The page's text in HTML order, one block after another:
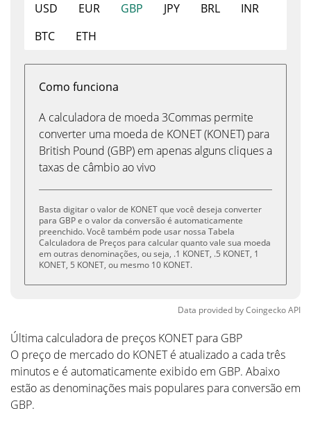
USD EUR GBP JPY BRL
INR
BTC
ETH
Como funciona
A calculadora de moeda 3Commas permite
converter uma moeda de KONET (KONET) para
British Pound (GBP) em apenas alguns cliques a
taxas de câmbio ao vivo
Basta digitar o valor de KONET que você deseja converter
para GBP e o valor da conversão é automaticamente
preenchido. Você também pode usar nossa Tabela
Calculadora de Preços para calcular quanto vale sua moeda
em outras denominações, ou seja, .1 KONET, .5 KONET, 1
KONET, 5 KONET, ou mesmo 10 KONET.
Data provided byCoingeckoAPI
Última calculadora de preços KONET para GBP
O preço de mercado do KONET é atualizado a cada três
minutos e é automaticamente exibido em GBP. Abaixo
estão as denominações mais populares para conversão em
GBP.